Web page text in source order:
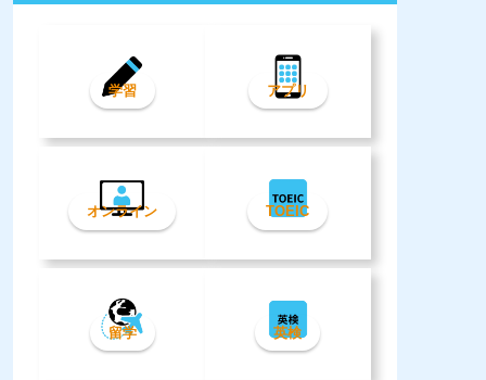
学習 アプリ
オンライン TOEIC
留学 英検